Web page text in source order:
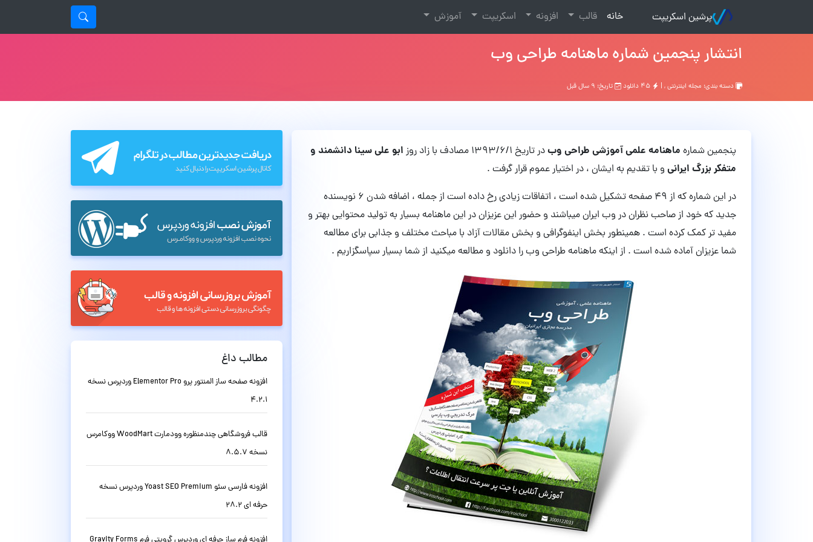
پرشین اسکریپت خانه
(current) قالب افزونه اسکریپت آموزش
انتشار پنجمین شماره ماهنامه طراحی وب
دسته بندی: مجله اینترنتی, | تاریخ: ۹ سال قبل
پنجمین شماره ماهنامه علمی آموزشی طراحی وبدر تاریخ ۱۳۹۳/۶/۱ مصادف با زاد روز
ابو علی سینا دانشمند و
متفکر بزرگ ایرانی و با تقدیم به ایشان ، در اختیار عموم قرار گرفت .
در این شماره که از ۴۹ صفحه تشکیل شده است ، اتفاقات زیادی رخ داده است از جمله ، اضافه شدن ۶ نویسنده
جدید که خود از صاحب نظران در وب ایران میباشند و حضور این عزیزان در این ماهنامه بسیار به تولید محتوایی بهتر و
مفید تر کمک کرده است . همینطور بخش اینفوگرافی و بخش مقالات آزاد با مباحث مختلف و جذابی برای مطالعه
شما عزیزان آماده شده است . از اینکه ماهنامه طراحی وب را دانلود و مطالعه میکنید از شما بسیار سپاسگزاریم .
مطالب داغ
افزونه صفحه ساز المنتور پرو Elementor Pro وردپرس نسخه
4.2.1
قالب فروشگاهی چندمنظوره وودمارت WoodMart ووکامرس
نسخه 8.5.7
افزونه فارسی سئو Yoast SEO Premium وردپرس نسخه
حرفه ای 28.2